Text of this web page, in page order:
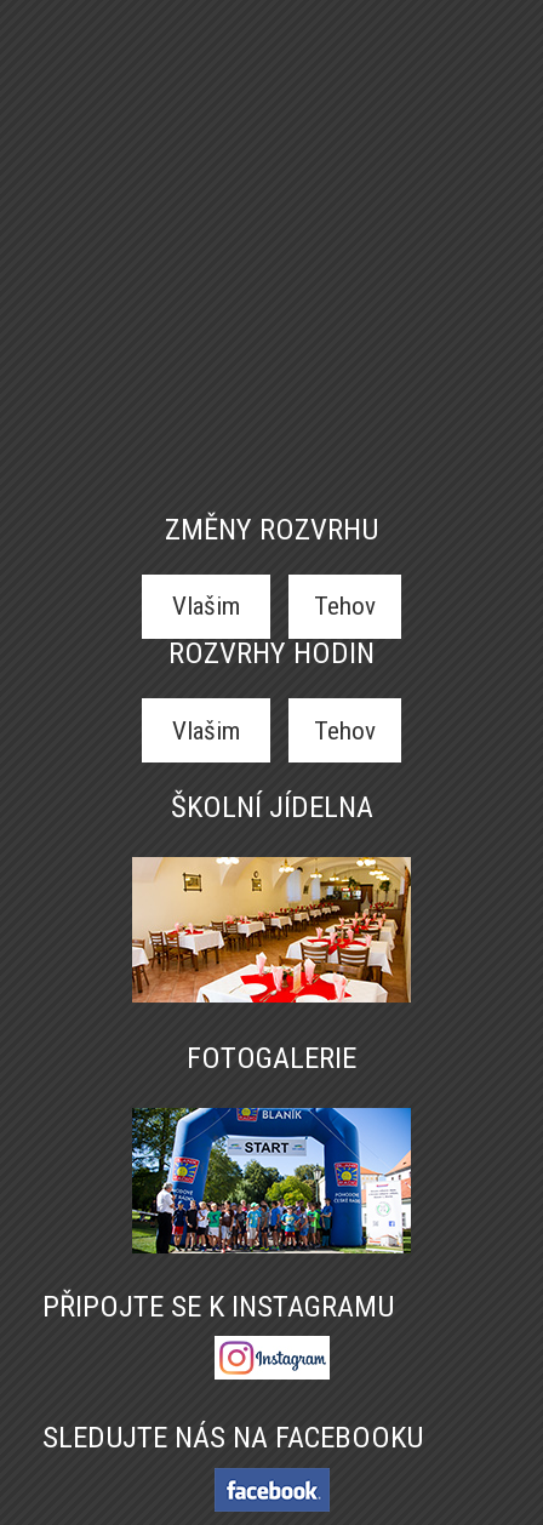
ZMĚNY ROZVRHU
Vlašim Tehov
ROZVRHY HODIN
Vlašim Tehov
ŠKOLNÍ JÍDELNA
FOTOGALERIE
PŘIPOJTE SE K INSTAGRAMU
SLEDUJTE NÁS NA FACEBOOKU